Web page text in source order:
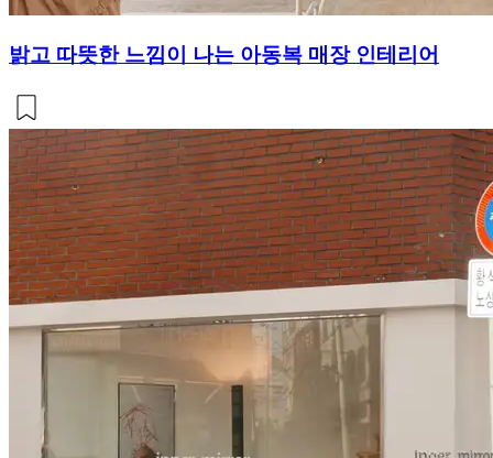
밝고 따뜻한 느낌이 나는 아동복 매장 인테리어